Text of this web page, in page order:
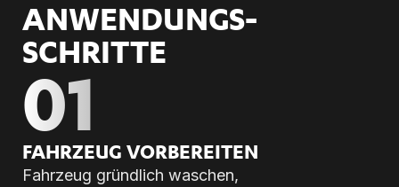
ANWENDUNGS­
SCHRITTE
01
FAHR­ZEUG VOR­BE­REI­TEN
Fahrzeug gründlich waschen,